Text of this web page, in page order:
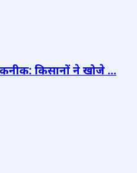
किसानों ने खोजे ...